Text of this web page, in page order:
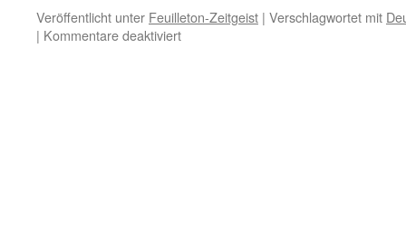
Veröffentlicht unter Feuilleton-Zeitgeist | Verschlagwortet mit
| Kommentare deaktiviertfür